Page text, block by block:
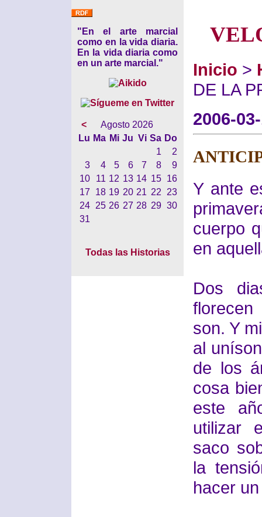
"En el arte marcial
como en la vida diaria.
En la vida diaria como
en un arte marcial."
<
Agosto 2026
Lu Ma Mi Ju Vi Sa Do
1
2
3
4 5 6 7 8
9
10
11 12 13 14 15
16
17
18 19 20 21 22
23
24
25 26 27 28 29 30
31
Todas las Historias
Inicio >
DE LA
2006-
Y ante
cuerpo
en
Dos
son. Y
al
de los
cosa
este
utilizar
saco
la
hacer